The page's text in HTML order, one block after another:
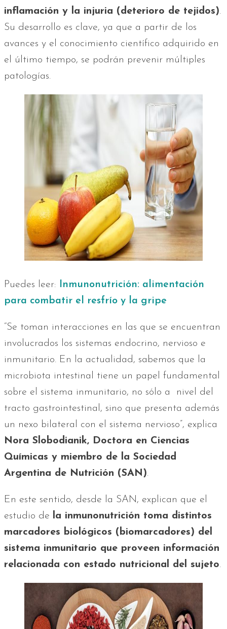
inflamación y la injuria (deterioro de tejidos).
Su desarrollo es clave, ya que a partir de los
avances y el conocimiento científico adquirido en
el último tiempo, se podrán prevenir múltiples
patologías.
Puedes leer:
Inmunonutrición: alimentación
para combatir el resfrío y la gripe
“Se toman interacciones en las que se encuentran
involucrados los sistemas endocrino, nervioso e
inmunitario. En la actualidad, sabemos que la
microbiota intestinal tiene un papel fundamental
sobre el sistema inmunitario, no sólo a nivel del
tracto gastrointestinal, sino que presenta además
un nexo bilateral con el sistema nervioso”, explica
Nora Slobodianik, Doctora en Ciencias
Químicas y miembro de la Sociedad
Argentina de Nutrición (SAN).
En este sentido, desde la SAN, explican que el
estudio de
la inmunonutrición toma distintos
marcadores biológicos (biomarcadores) del
sistema inmunitario que proveen información
relacionada con estado nutricional del sujeto.